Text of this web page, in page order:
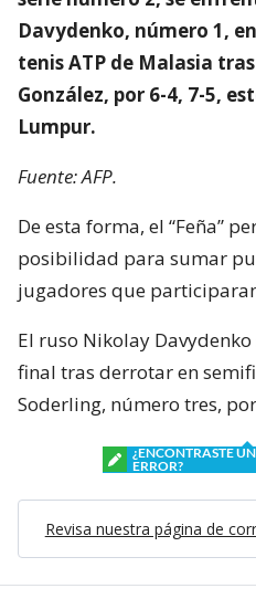
Davydenko, número 1,
tenis ATP de Malasia
González, por 6-4, 7-5,
Lumpur.
Fuente: AFP.
De esta forma, el “Feña”
posibilidad para sumar
jugadores que
El ruso Nikolay
final tras derrotar en
Soderling, número tres,
¿ENCONTRASTE UN
ERROR?
Revisa nuestra página de